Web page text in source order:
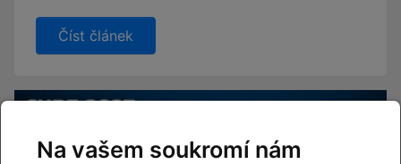
Číst článek
Na vašem soukromí nám